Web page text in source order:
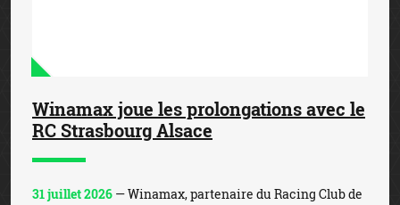
Winamax joue les prolongations avec le
RC Strasbourg Alsace
31 juillet 2026 — Winamax, partenaire du Racing Club de